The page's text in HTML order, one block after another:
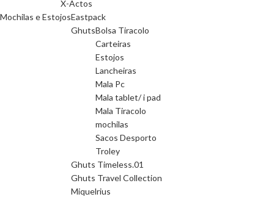
X-Actos
Mochilas e EstojosEastpack
GhutsBolsa Tiracolo
Carteiras
Estojos
Lancheiras
Mala Pc
Mala tablet/ i pad
Mala Tiracolo
mochilas
Sacos Desporto
Troley
Ghuts Timeless.01
Ghuts Travel Collection
Miquelrius